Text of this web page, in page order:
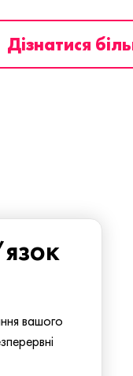
Дізнатися
вашого